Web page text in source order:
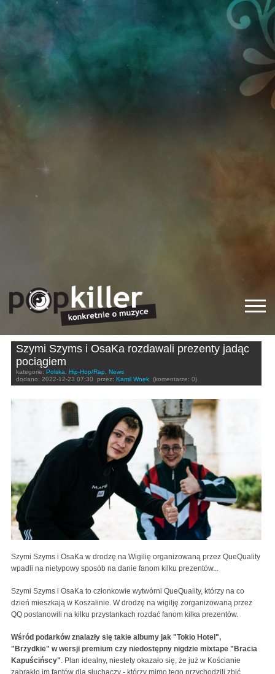
Szymi Szyms i OsaKa rozdawali prezenty jadąc
pociągiem
kategorie: Polska, Hip-Hop/Rap, News
dodano: 2022-12-23 07:30 przez: Kamil Wnęk (komentarze: 0)
Szymi Szyms i OsaKa w drodzę na Wigilię organizowaną przez QueQuality
wpadli na nietypowy sposób na danie fanom kilku prezentów...
Szymi Szyms i OsaKa to członkowie wytwórni QueQuality, którzy na co
dzień mieszkają w Koszalinie. W drodzę na wigilję zorganizowaną przez
QQ postanowili na kilku przystankach rozdać fanom kilka prezentów.
Wśród podarków znalazły się takie albumy jak "Tokio Hotel",
"Brzydkie" w wersji premium czy niedostępny nigdzie mixtape "Bracia
Kapuścińscy". Plan idealny, niestety okazało się, że już w Kościanie
zabrakło im fantów dla słuchaczy - którzy mimo tego przychodzili zbić